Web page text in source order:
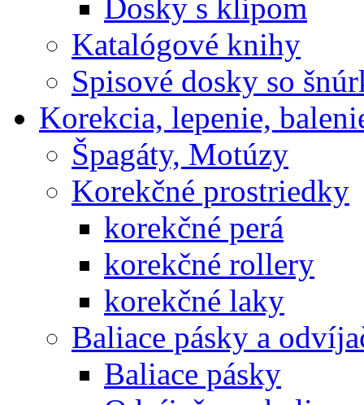
Dosky s klipom
Katalógové knihy
Spisové dosky so
Korekcia, lepenie,
Špagáty, Motúzy
Korekčné prostriedky
korekčné perá
korekčné rollery
korekčné laky
Baliace pásky a
Baliace pásky